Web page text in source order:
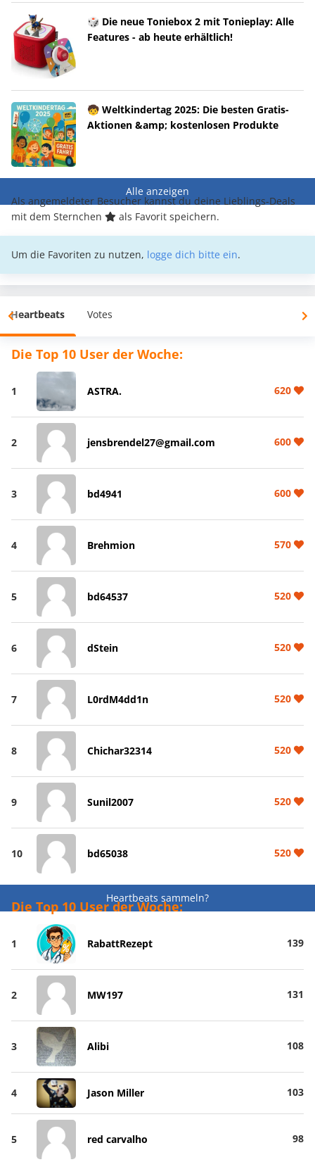
🎲 Die neue Toniebox 2 mit Tonieplay: Alle
Features - ab heute erhältlich!
🧒 Weltkindertag 2025: Die besten Gratis-
Aktionen &amp; kostenlosen Produkte
Alle anzeigen
Als angemeldeter Besucher kannst du deine Lieblings-Deals
mit dem Sternchen
als Favorit speichern.
Um die Favoriten zu nutzen, logge dich bitte ein.
Heartbeats Votes
Die Top 10 User der Woche:
1 ASTRA. 620
2 jensbrendel27@gmail.com 600
3 bd4941 600
4 Brehmion 570
5 bd64537 520
6 dStein 520
7 L0rdM4dd1n 520
8 Chichar32314 520
9 Sunil2007 520
10 bd65038 520
Heartbeats sammeln?
Die Top 10 User der Woche:
1 RabattRezept 139
2 MW197 131
3 Alibi 108
4 Jason Miller 103
5 red carvalho 98